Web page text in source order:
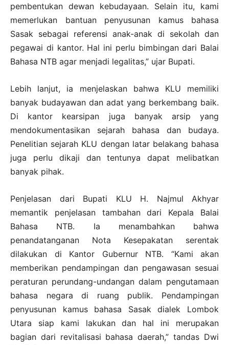
pembentukan dewan kebudayaan. Selain itu, kami
memerlukan bantuan penyusunan kamus bahasa
Sasak sebagai referensi anak-anak di sekolah dan
pegawai di kantor. Hal ini perlu bimbingan dari Balai
Bahasa NTB agar menjadi legalitas,” ujar Bupati.
Lebih lanjut, ia menjelaskan bahwa KLU memiliki
banyak budayawan dan adat yang berkembang baik.
Di kantor kearsipan juga banyak arsip yang
mendokumentasikan sejarah bahasa dan budaya.
Penelitian sejarah KLU dengan latar belakang bahasa
juga perlu dikaji dan tentunya dapat melibatkan
banyak pihak.
Penjelasan dari Bupati KLU H. Najmul Akhyar
memantik penjelasan tambahan dari Kepala Balai
Bahasa NTB. Ia menambahkan bahwa
penandatanganan Nota Kesepakatan serentak
dilakukan di Kantor Gubernur NTB. “Kami akan
memberikan pendampingan dan pengawasan sesuai
peraturan perundang-undangan dalam pengutamaan
bahasa negara di ruang publik. Pendampingan
penyusunan kamus bahasa Sasak dialek Lombok
Utara siap kami lakukan dan hal ini merupakan
bagian dari revitalisasi bahasa daerah,” tandas Dwi